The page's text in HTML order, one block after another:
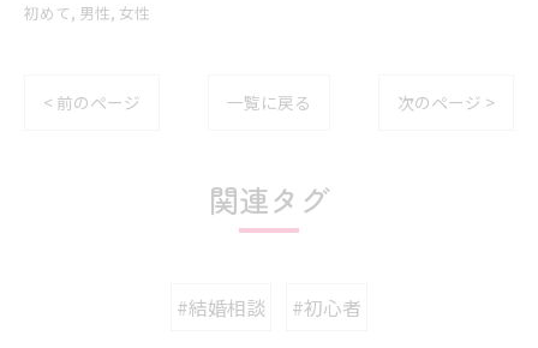
初めて 男性 女性
< 前のページ 一覧に戻る 次のページ >
関連タグ
#結婚相談 #初心者